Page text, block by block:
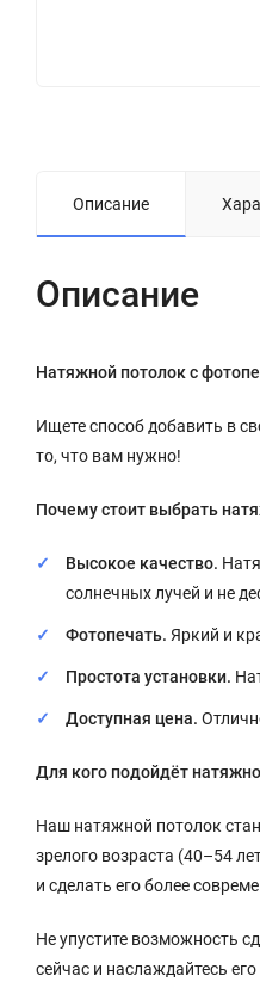
Описание
Описание
Натяжной потолок с
Ищете способ добавить в
то, что вам нужно!
Почему стоит выбрать
Высокое качество.
солнечных лучей и не
Фотопечать. Яркий и
Простота установки.
Доступная цена.
Для кого подойдёт
Наш натяжной потолок
зрелого возраста (40–54
и сделать его более
Не упустите возможность
сейчас и наслаждайтесь